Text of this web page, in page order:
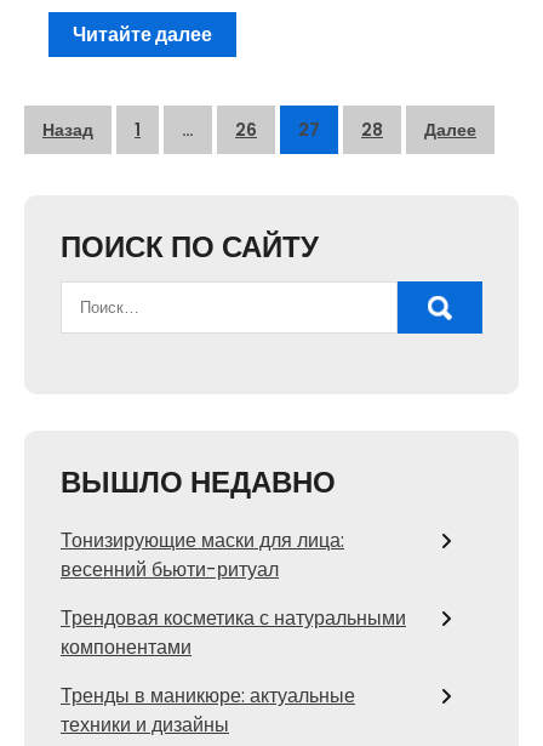
Читайте далее
Пагинация
Назад 1 … 26 27 28 Далее
ПОИСК ПО САЙТУ
ВЫШЛО НЕДАВНО
Тонизирующие маски для лица:
весенний бьюти-ритуал
Трендовая косметика с натуральными
компонентами
Тренды в маникюре: актуальные
техники и дизайны